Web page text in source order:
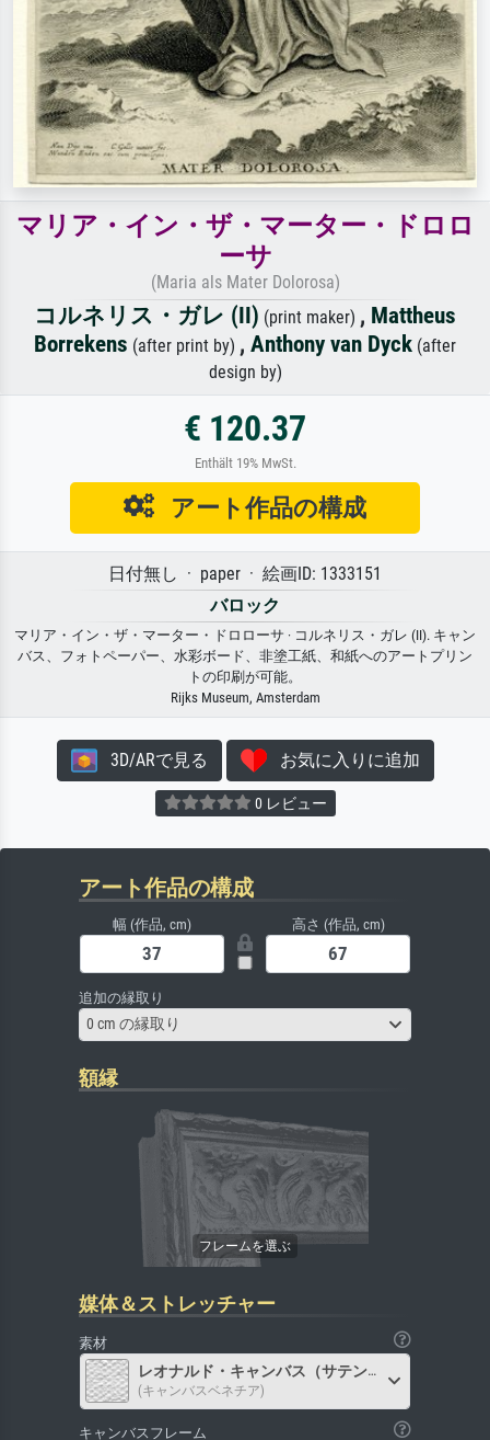
マリア・イン・ザ・マーター・ドロロ
ーサ
(Maria als Mater Dolorosa)
コルネリス・ガレ (II) (print maker) , Mattheus
Borrekens (after print by) , Anthony van Dyck (after
design by)
€ 120.37
Enthält 19% MwSt.
アート作品の構成
日付無し · paper · 絵画ID: 1333151
バロック
マリア・イン・ザ・マーター・ドロローサ · コルネリス・ガレ (II). キャン
バス、フォトペーパー、水彩ボード、非塗工紙、和紙へのアートプリン
トの印刷が可能。
Rijks Museum, Amsterdam
3D/ARで見る お気に入りに追加
0 レビュー
アート作品の構成
幅 (作品, cm) 高さ (作品, cm)
追加の縁取り
0 cm の縁取り
額縁
媒体＆ストレッチャー
素材
レオナルド・キャンバス（サテン）
(キャンバスベネチア)
キャンバスフレーム